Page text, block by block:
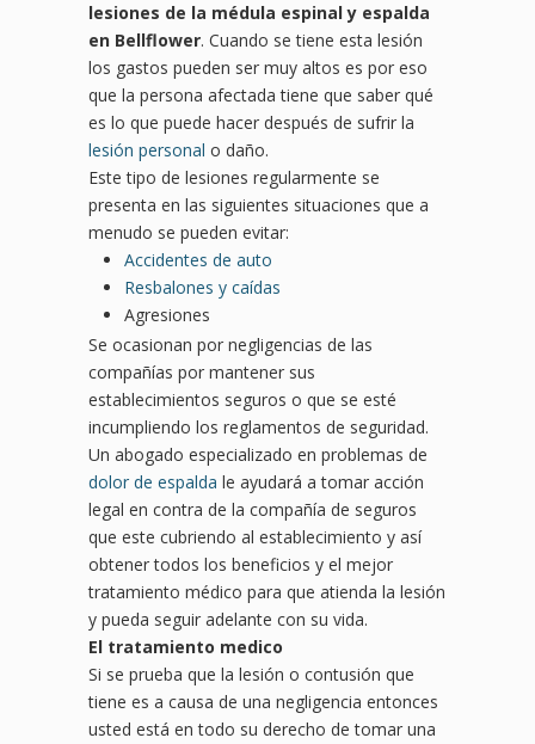
lesiones de la médula espinal y espalda
en Bellflower. Cuando se tiene esta lesión
los gastos pueden ser muy altos es por eso
que la persona afectada tiene que saber qué
es lo que puede hacer después de sufrir la
lesión personal o daño.
Este tipo de lesiones regularmente se
presenta en las siguientes situaciones que a
menudo se pueden evitar:
Accidentes de auto
Resbalones y caídas
Agresiones
Se ocasionan por negligencias de las
compañías por mantener sus
establecimientos seguros o que se esté
incumpliendo los reglamentos de seguridad.
Un abogado especializado en problemas de
dolor de espalda le ayudará a tomar acción
legal en contra de la compañía de seguros
que este cubriendo al establecimiento y así
obtener todos los beneficios y el mejor
tratamiento médico para que atienda la lesión
y pueda seguir adelante con su vida.
El tratamiento medico
Si se prueba que la lesión o contusión que
tiene es a causa de una negligencia entonces
usted está en todo su derecho de tomar una